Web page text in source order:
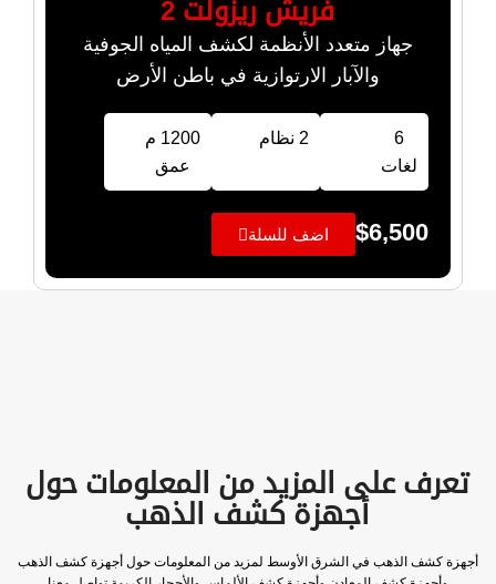
فريش ريزولت 2
جهاز متعدد الأنظمة لكشف المياه الجوفية
والآبار الارتوازية في باطن الأرض
6
لغات
2 نظام
1200 م
عمق
$6,500 اضف للسلة
تعرف على المزيد من المعلومات حول
أجهزة كشف الذهب
أجهزة كشف الذهب في الشرق الأوسط لمزيد من المعلومات حول أجهزة كشف الذهب